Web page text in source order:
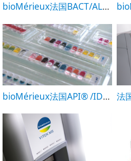
bioMérieux法国BACT/ALERT 3D梅里埃微生物培养检测系统
bioMérieux法国API® /ID32梅里埃手工微生物鉴定系统